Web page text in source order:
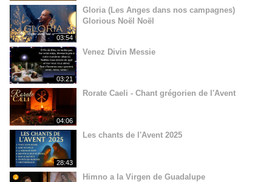
03:54
Gloria (Les Anges dans nos campagnes)
Glorious Noël Noël
03:21
Venez Divin Messie
04:06
Rorate Caeli - Chant grégorien de l'Avent
28:43
Les chants de l'Avent 2025
Himno a la Virgen de Guadalupe